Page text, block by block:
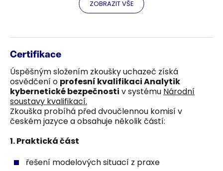
rozpoznání typů útoků
identifikace technik útočníků
analýza škodlivé aktivity v systémech
Analýza hrozeb pomocí bezpečnostních
nástrojů
práce se security monitoring nástroji
využití SIEM a dalších bezpečnostních systémů
ZOBRAZIT VŠE
Certifikace
Úspěšným složením zkoušky uchazeč získá
osvědčení o profesní kvalifikaci Analytik
kybernetické bezpečnosti v systému Národní
soustavy kvalifikací.
Zkouška probíhá před dvoučlennou komisí v
českém jazyce a obsahuje několik částí:
1. Praktická část
řešení modelových situací z praxe